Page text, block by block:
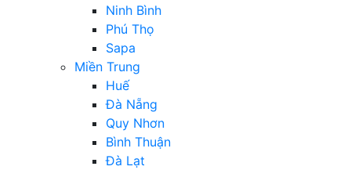
Ninh Bình
Phú Thọ
Sapa
Miền Trung
Huế
Đà Nẵng
Quy Nhơn
Bình Thuận
Đà Lạt